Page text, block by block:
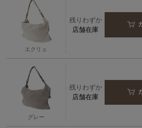
エクリュ
残りわずか
店舗在庫
グレー
残りわずか
店舗在庫